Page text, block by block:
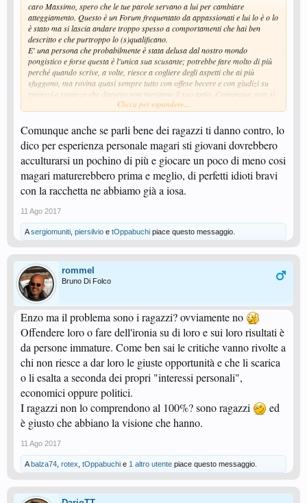
caro Massimo, spero che le tue parole servano a lui per cambiare
atteggiamento. Questo è un Forum frequentato da appassionati e lui lo è o lo
è stato ma si lascia andare troppo spesso a comportamenti che hai ben
descritto e che purtroppo lo (s)qualificano.
E' una persona che probabilmente è stata delusa dal nostro mondo
pongistico e forse questa è l'unica sua scusante; potrebbe fare molto di più
perché quando scrive, a volte, riesce a cogliere degli aspetti che ai più
sfuggono, ma rovina quasi sempre tutto con offese becere e con giudizi su
ragazzi e ragazze che davvero non meritano il suo astio. Comunque, non si
Clicca per espandere...
Comunque anche se parli bene dei ragazzi ti danno contro, lo
dico per esperienza personale magari sti giovani dovrebbero
acculturarsi un pochino di più e giocare un poco di meno cosi
magari maturerebbero prima e meglio, di perfetti idioti bravi
con la racchetta ne abbiamo già a iosa.
11 Ago 2017
Asergiomuniti piersilvio e tOppabuchi piace questo messaggio.
rommel
Bruno Di Folco
Enzo ma il problema sono i ragazzi? ovviamente no
Offendere loro o fare dell'ironia su di loro e sui loro risultati è
da persone immature. Come ben sai le critiche vanno rivolte a
chi non riesce a dar loro le giuste opportunità e che li scarica
o li esalta a seconda dei propri "interessi personali",
economici oppure politici.
I ragazzi non lo comprendono al 100%? sono ragazzi
ed
è giusto che abbiano la visione che hanno.
11 Ago 2017
Abalza74 rotex tOppabuchi e 1 altro utente piace questo messaggio.